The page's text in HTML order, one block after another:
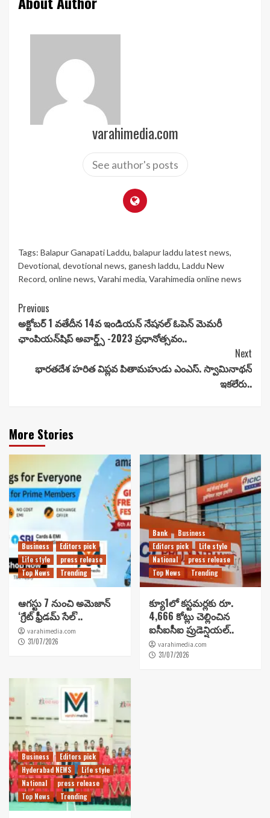
varahimedia.com
See author's posts
Tags: Balapur Ganapati Laddu, balapur laddu latest news,
Devotional, devotional news, ganesh laddu, Laddu New
Record, online news, Varahi media, Varahimedia online news
Continue
Reading
Previous
అక్టోబర్ 1 వతేదీన 14వ ఇండియన్ నేషనల్ ఓపెన్ మెమరీ
ఛాంపియన్‌షిప్ అవార్డ్స్ -2023 ప్రధానోత్సవం..
Next
భారతదేశ హరిత విప్లవ పితామహుడు ఎంఎస్. స్వామినాథన్
ఇకలేరు..
More Stories
Business
Editors pick
Life style
press release
Top News
Trending
ఆగస్టు 7 నుంచి అమెజాన్
‘గ్రేట్ ఫ్రీడమ్ సేల్’..
varahimedia.com
31/07/2026
Bank
Business
Editors pick
Life style
National
press release
Top News
Trending
క్యూ1లో కస్టమర్లకు రూ.
4,666 కోట్లు చెల్లించిన
ఐసీఐసీఐ ప్రుడెన్షియల్..
varahimedia.com
31/07/2026
Business
Editors pick
Hyderabad NEWS
Life style
National
press release
Top News
Trending